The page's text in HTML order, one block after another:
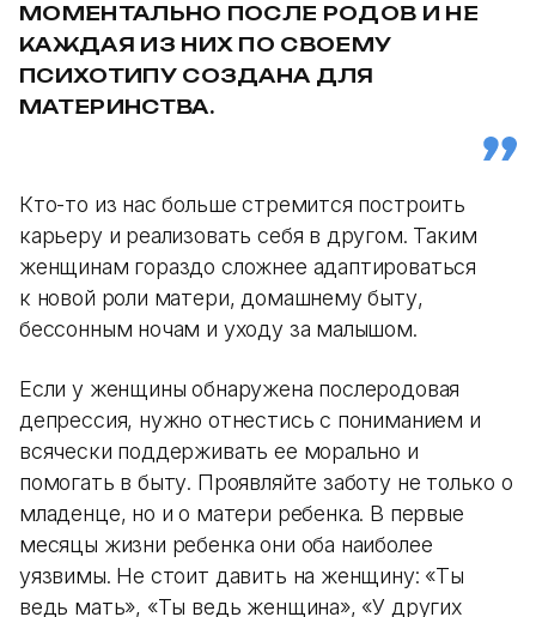
МОМЕНТАЛЬНО ПОСЛЕ РОДОВ И НЕ
КАЖДАЯ ИЗ НИХ ПО СВОЕМУ
ПСИХОТИПУ СОЗДАНА ДЛЯ
МАТЕРИНСТВА.
Кто-то из нас больше стремится построить
карьеру и реализовать себя в другом. Таким
женщинам гораздо сложнее адаптироваться
к новой роли матери, домашнему быту,
бессонным ночам и уходу за малышом.
Если у женщины обнаружена послеродовая
депрессия, нужно отнестись с пониманием и
всячески поддерживать ее морально и
помогать в быту. Проявляйте заботу не только о
младенце, но и о матери ребенка. В первые
месяцы жизни ребенка они оба наиболее
уязвимы. Не стоит давить на женщину: «Ты
ведь мать», «Ты ведь женщина», «У других